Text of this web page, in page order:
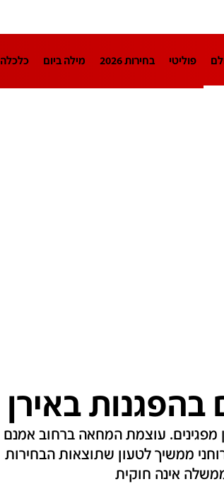
פוליטי בחירות 2026 מילה ביום כלכלה
בהפגנות באירן
מפגינים. עוצמת המחאה ברחוב אמנם
ממשיך לטעון שתוצאות הבחירות
אינה חוקית